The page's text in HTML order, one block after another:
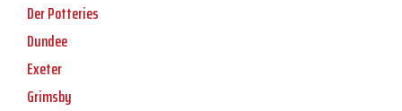
Der Potteries
Dundee
Exeter
Grimsby